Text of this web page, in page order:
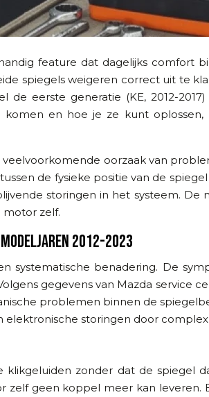
feature dat dagelijks comfort
spiegels weigeren correct uit te
eerste generatie (KE, 2012-
komen en hoe je ze kunt
oorzaak van
de fysieke positie van de
blijvende storingen in het systeem.
motor zelf.
MODELJAREN 2012-2023
systematische benadering. De
gegevens van Mazda service
problemen binnen de
storingen door
zonder dat de spiegel
geen koppel meer kan